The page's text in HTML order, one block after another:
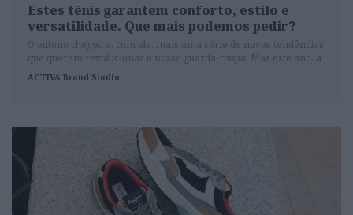
Estes ténis garantem conforto, estilo e
versatilidade. Que mais podemos pedir?
O outono chegou e, com ele, mais uma série de novas tendências
que querem revolucionar o nosso guarda-roupa. Mas este ano, a
palavra de ordem é clara: conforto sem abdicar do estilo. E quem
melhor para nos guiar nesta missão do que a Skechers?
ACTIVA Brand Studio